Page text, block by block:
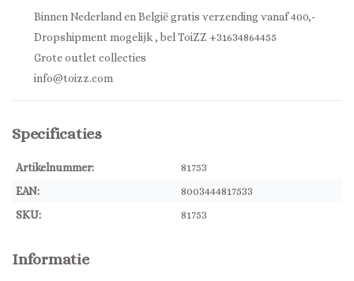
Binnen Nederland en België gratis verzending vanaf 400,-
Dropshipment mogelijk , bel ToiZZ +31634864455
Grote outlet collecties
info@toizz.com
Specificaties
Artikelnummer:
81753
EAN:
8003444817533
SKU:
81753
Informatie